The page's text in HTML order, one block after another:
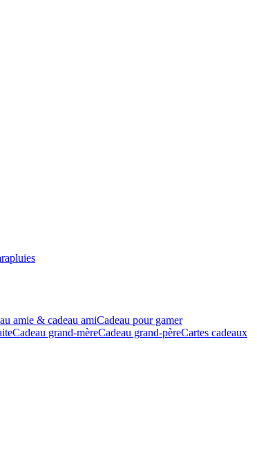
amie & cadeau amiCadeau pour gamer
Cadeau grand-mèreCadeau grand-pèreCartes cadeaux